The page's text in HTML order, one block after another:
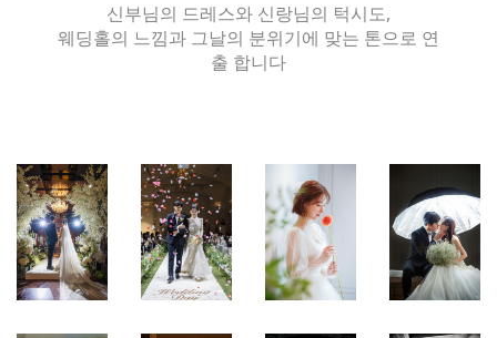
신부님의 드레스와 신랑님의 턱시도,
웨딩홀의 느낌과 그날의 분위기에 맞는 톤으로 연
출 합니다